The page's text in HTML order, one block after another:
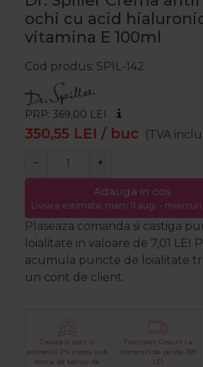
ochi cu acid
vitamina E 100ml
Cod produs SPIL-142
PRP: 369,00 LEI
350,55 LEI / buc (TVA
− +
Adauga in cos
Livrare estimata: marți 11 aug. - miercuri
Plaseaza comanda si castiga
loialitate in valoare de 7,01 LEI
acumula puncte de loialitate
un cont de client.
Creaza-ti cont si
primesti 2% inapoi sub
forma de bonus de
Transport Gratuit La
comenzi de peste 399
LEI